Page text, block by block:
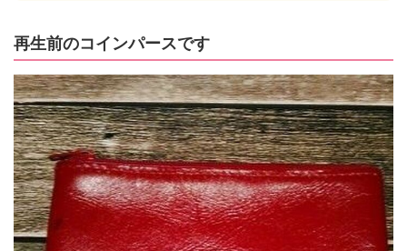
再生前のコインパースです